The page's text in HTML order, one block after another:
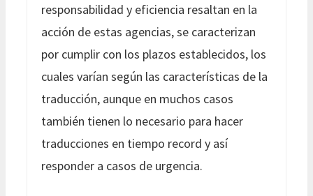
responsabilidad y eficiencia resaltan en la
acción de estas agencias, se caracterizan
por cumplir con los plazos establecidos, los
cuales varían según las características de la
traducción, aunque en muchos casos
también tienen lo necesario para hacer
traducciones en tiempo record y así
responder a casos de urgencia.